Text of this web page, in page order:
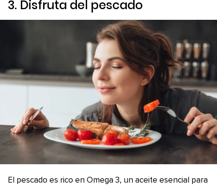
3. Disfruta del pescado
El pescado es rico en Omega 3, un aceite esencial para